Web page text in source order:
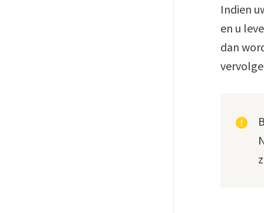
Indien
en u
dan
error